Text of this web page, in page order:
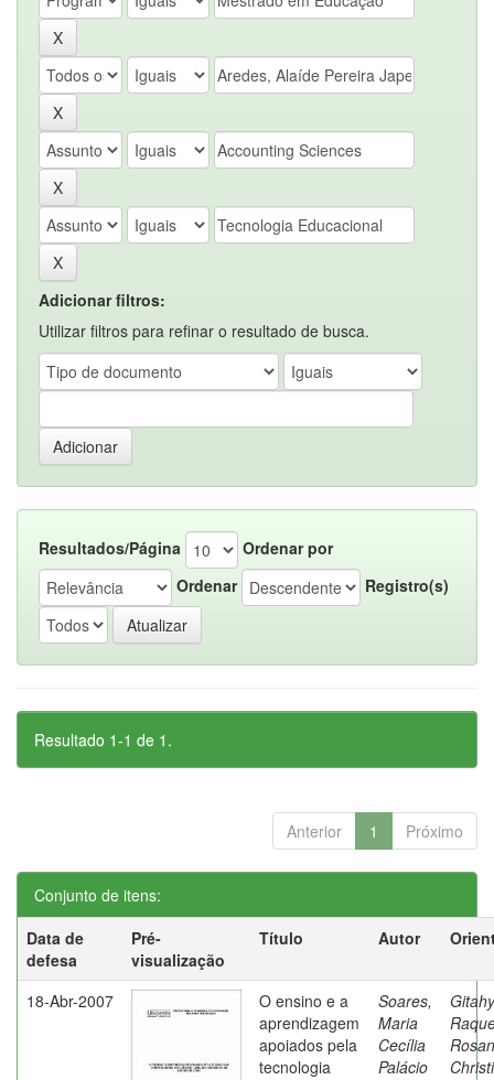
Adicionar filtros:
Utilizar filtros para refinar o resultado de busca.
Resultados/Página
Ordenar por
Ordenar
Registro(s)
Resultado 1-1 de 1.
Anterior 1 Próximo
Conjunto de itens:
Data de
defesa
Pré-
visualização
Título Autor
18-Abr-2007
O ensino e a
aprendizagem
apoiados pela
tecnologia
Soares,
Maria
Cecília
Palácio
Rosan